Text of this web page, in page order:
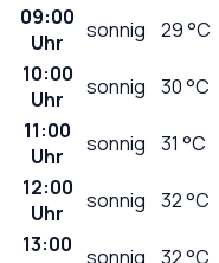
09:00
Uhr
sonnig 29°C
10:00
Uhr
sonnig 30°C
11:00
Uhr
sonnig 31 °C
12:00
Uhr
sonnig 32°C
13:00 sonnig 32°C